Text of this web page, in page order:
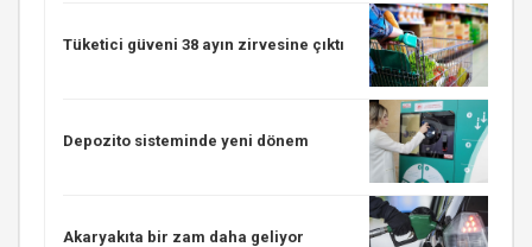
Tüketici güveni 38 ayın zirvesine çıktı
Depozito sisteminde yeni dönem
Akaryakıta bir zam daha geliyor